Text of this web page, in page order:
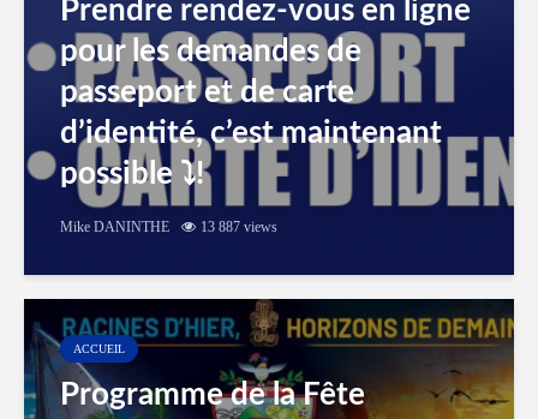
Prendre rendez-vous en ligne
pour les demandes de
passeport et de carte
d’identité, c’est maintenant
possible ⤵️!
Mike DANINTHE 13 887 views
ACCUEIL
Programme de la Fête